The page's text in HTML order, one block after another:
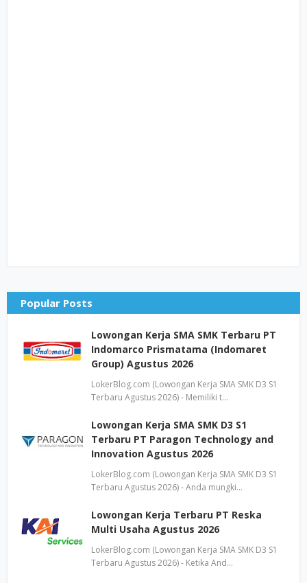
Popular Posts
Lowongan Kerja SMA SMK Terbaru PT
Indomarco Prismatama (Indomaret
Group) Agustus 2026
LokerBlog.com (Lowongan Kerja SMA SMK D3 S1
Terbaru Agustus 2026) - Memiliki t…
Lowongan Kerja SMA SMK D3 S1
Terbaru PT Paragon Technology and
Innovation Agustus 2026
LokerBlog.com (Lowongan Kerja SMA SMK D3 S1
Terbaru Agustus 2026) - Anda mungki…
Lowongan Kerja Terbaru PT Reska
Multi Usaha Agustus 2026
LokerBlog.com (Lowongan Kerja SMA SMK D3 S1
Terbaru Agustus 2026) - Ketika And…